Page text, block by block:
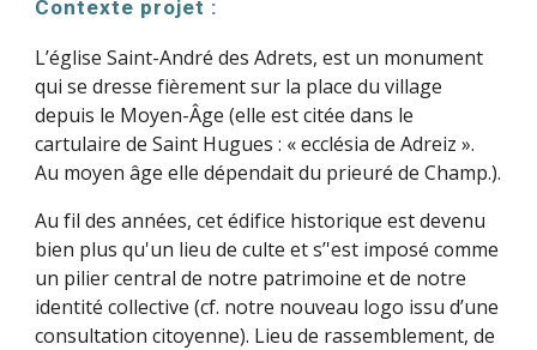
Contexte projet :
L’église Saint-André des Adrets, est un monument
qui se dresse fièrement sur la place du village
depuis le Moyen-Âge (elle est citée dans le
cartulaire de Saint Hugues : « ecclésia de Adreiz ».
Au moyen âge elle dépendait du prieuré de Champ.).
Au fil des années, cet édifice historique est devenu
bien plus qu'un lieu de culte et s’'est imposé comme
un pilier central de notre patrimoine et de notre
identité collective (cf. notre nouveau logo issu d’une
consultation citoyenne). Lieu de rassemblement, de